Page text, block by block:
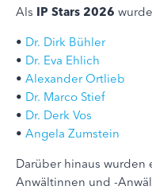
Als IP Stars 2026
• Dr. Dirk Bühler
• Dr. Eva Ehlich
• Alexander Ortlieb
• Dr. Marco Stief
• Dr. Derk Vos
• Angela Zumstein
Darüber hinaus wurden
Anwältinnen und -